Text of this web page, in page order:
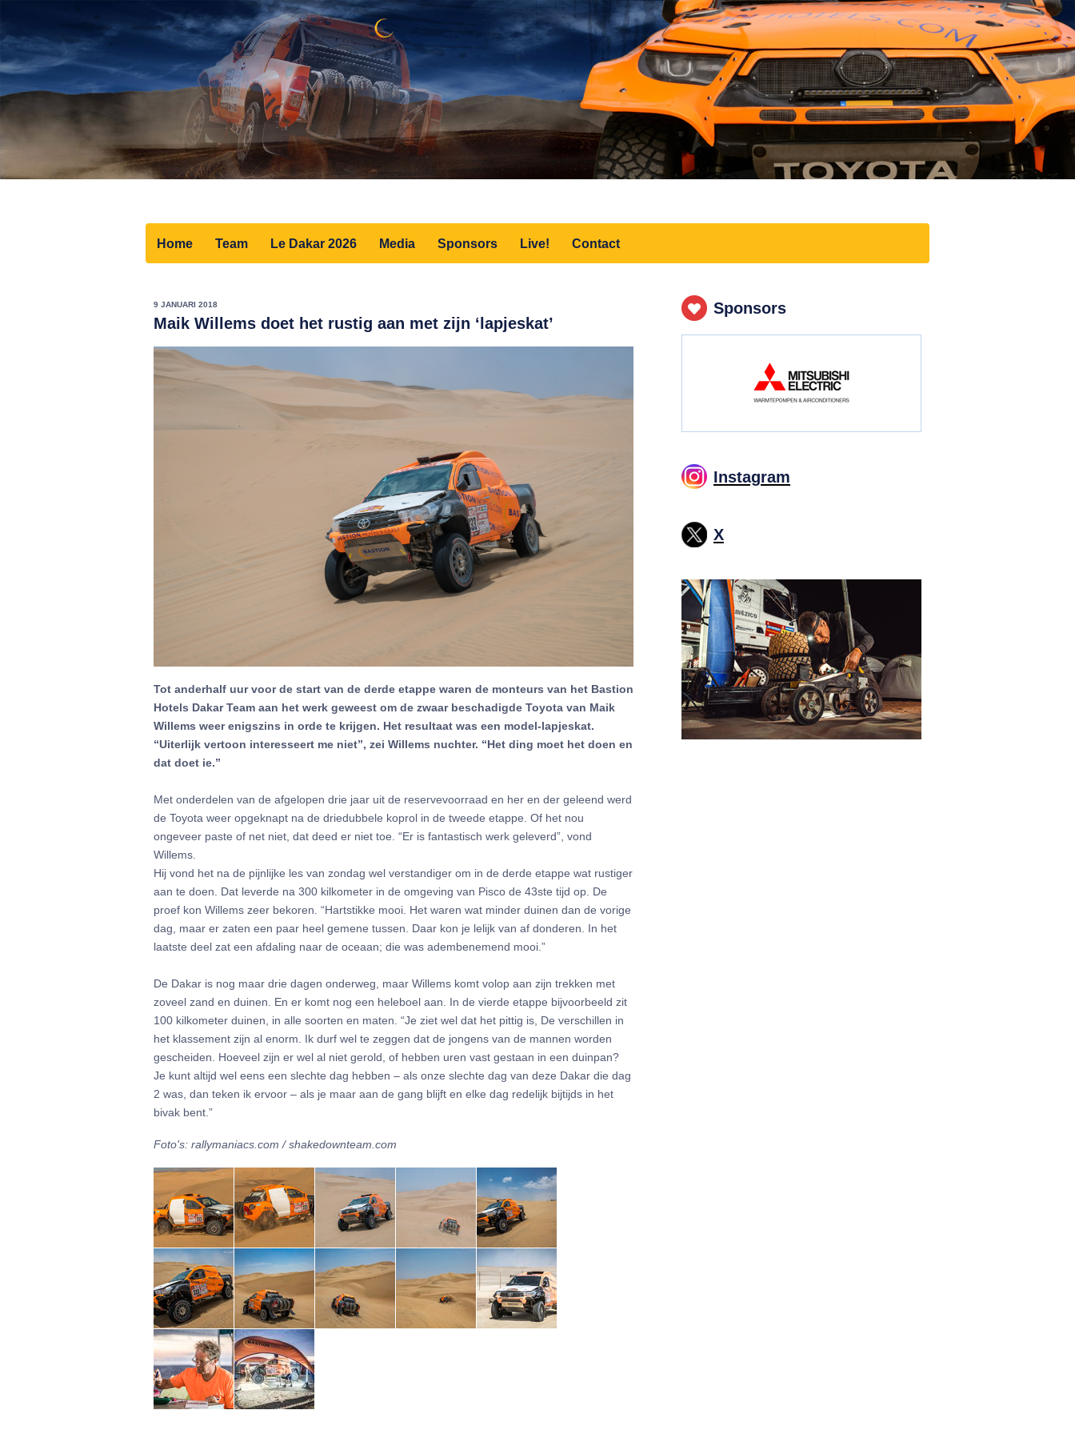
Home Team Le Dakar 2026 Media Sponsors Live! Contact
9 JANUARI 2018
Maik Willems doet het rustig aan met zijn ‘lapjeskat’
Tot anderhalf uur voor de start van de derde etappe waren de monteurs van het Bastion
Hotels Dakar Team aan het werk geweest om de zwaar beschadigde Toyota van Maik
Willems weer enigszins in orde te krijgen. Het resultaat was een model-lapjeskat.
“Uiterlijk vertoon interesseert me niet”, zei Willems nuchter. “Het ding moet het doen en
dat doet ie.”
Met onderdelen van de afgelopen drie jaar uit de reservevoorraad en her en der geleend werd
de Toyota weer opgeknapt na de driedubbele koprol in de tweede etappe. Of het nou
ongeveer paste of net niet, dat deed er niet toe. “Er is fantastisch werk geleverd”, vond
Willems.
Hij vond het na de pijnlijke les van zondag wel verstandiger om in de derde etappe wat rustiger
aan te doen. Dat leverde na 300 kilkometer in de omgeving van Pisco de 43ste tijd op. De
proef kon Willems zeer bekoren. “Hartstikke mooi. Het waren wat minder duinen dan de vorige
dag, maar er zaten een paar heel gemene tussen. Daar kon je lelijk van af donderen. In het
laatste deel zat een afdaling naar de oceaan; die was adembenemend mooi.”
De Dakar is nog maar drie dagen onderweg, maar Willems komt volop aan zijn trekken met
zoveel zand en duinen. En er komt nog een heleboel aan. In de vierde etappe bijvoorbeeld zit
100 kilkometer duinen, in alle soorten en maten. “Je ziet wel dat het pittig is, De verschillen in
het klassement zijn al enorm. Ik durf wel te zeggen dat de jongens van de mannen worden
gescheiden. Hoeveel zijn er wel al niet gerold, of hebben uren vast gestaan in een duinpan?
Je kunt altijd wel eens een slechte dag hebben – als onze slechte dag van deze Dakar die dag
2 was, dan teken ik ervoor – als je maar aan de gang blijft en elke dag redelijk bijtijds in het
bivak bent.”
Foto's: rallymaniacs.com / shakedownteam.com
Sponsors
Instagram
X